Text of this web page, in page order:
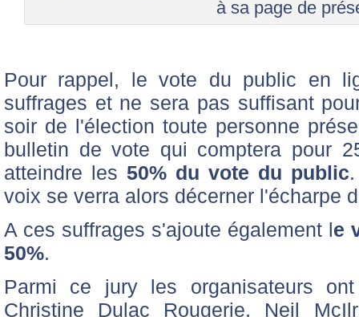
à sa page de
Pour rappel, le vote du public en
suffrages et ne sera pas suffisant
soir de l'élection toute personne
bulletin de vote qui comptera pour
atteindre les 50% du vote du public
voix se verra alors décerner l'écharpe
A ces suffrages s'ajoute également le
50%.
Parmi ce jury les organisateurs
Christine Dulac Rougerie, Neil